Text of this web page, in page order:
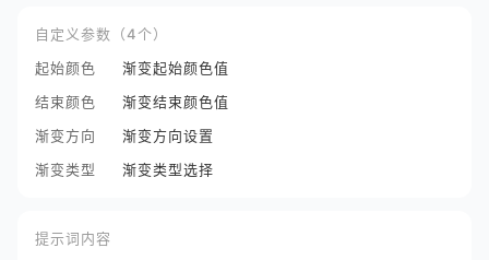
自定义参数（4个）
起始颜色
渐变起始颜色值
结束颜色
渐变结束颜色值
渐变方向
渐变方向设置
渐变类型
渐变类型选择
提示词内容